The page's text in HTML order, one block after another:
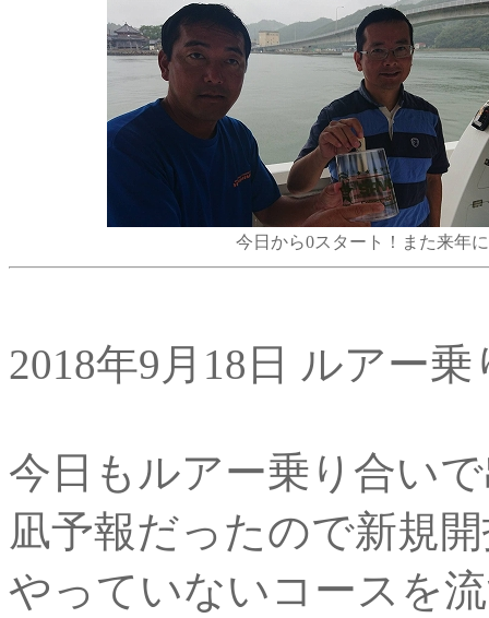
今日から0スタート！また来年
2018年9月18日 ルアー乗
今日もルアー乗り合い
凪予報だったので新規
やっていないコースを